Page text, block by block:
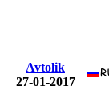
Avtolik
27-01-2017